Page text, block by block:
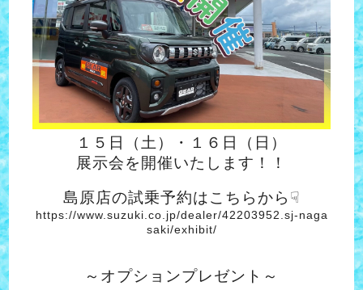
１５日（土）・１６日（日）
展示会を開催いたします！！
島原店の試乗予約はこちらから☟
https://www.suzuki.co.jp/dealer/42203952.sj-naga
saki/exhibit/
～オプションプレゼント～